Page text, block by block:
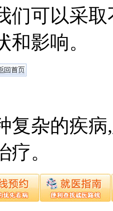
们可以采
影响。
复杂的疾
。